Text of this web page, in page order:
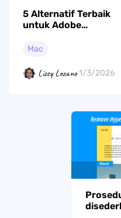
5 Alternatif Terbaik
untuk Adobe
pada tahun 2026
Tahoe)
Mac
Lizzy Lozano1/3/2026